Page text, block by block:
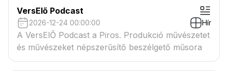
VersElő Podcast
2026-12-24 00:00:00 Hír
A VersElŐ Podcast a Piros. Produkció művészetet
és művészeket népszerűsítő beszélgető műsora